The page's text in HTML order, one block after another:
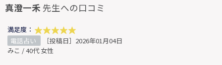
真澄一禾 先生への口コミ
満足度：
電話占い
［投稿日］2026年01月04日
みこ / 40代 女性